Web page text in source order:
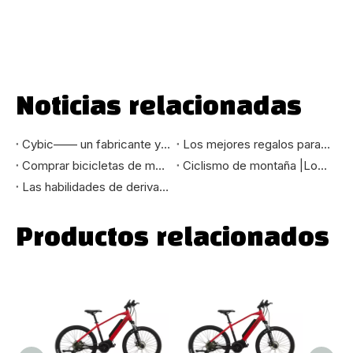
Noticias relacionadas
Cybic—— un fabricante y comerciante confiable de bicicletas eléctricas
Los mejores regalos para niños en 2020: bicicletas de montaña eléctricas
Comprar bicicletas de montaña plegables es una buena opción como regalo de Navidad
Ciclismo de montaña |Los beneficios de las bicicletas de montaña eléctricas
Las habilidades de deriva de la bicicleta de montaña
Productos relacionados